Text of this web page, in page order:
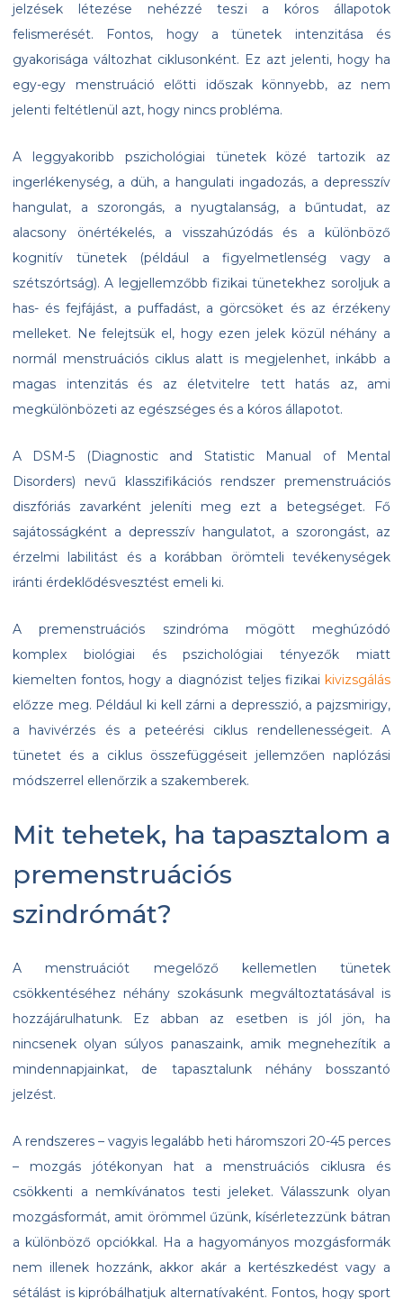
jelzések létezése nehézzé teszi a kóros állapotok
felismerését. Fontos, hogy a tünetek intenzitása és
gyakorisága változhat ciklusonként. Ez azt jelenti, hogy ha
egy-egy menstruáció előtti időszak könnyebb, az nem
jelenti feltétlenül azt, hogy nincs probléma.
A leggyakoribb pszichológiai tünetek közé tartozik az
ingerlékenység, a düh, a hangulati ingadozás, a depresszív
hangulat, a szorongás, a nyugtalanság, a bűntudat, az
alacsony önértékelés, a visszahúzódás és a különböző
kognitív tünetek (például a figyelmetlenség vagy a
szétszórtság). A legjellemzőbb fizikai tünetekhez soroljuk a
has- és fejfájást, a puffadást, a görcsöket és az érzékeny
melleket. Ne felejtsük el, hogy ezen jelek közül néhány a
normál menstruációs ciklus alatt is megjelenhet, inkább a
magas intenzitás és az életvitelre tett hatás az, ami
megkülönbözeti az egészséges és a kóros állapotot.
A DSM-5 (Diagnostic and Statistic Manual of Mental
Disorders) nevű klasszifikációs rendszer premenstruációs
diszfóriás zavarként jeleníti meg ezt a betegséget. Fő
sajátosságként a depresszív hangulatot, a szorongást, az
érzelmi labilitást és a korábban örömteli tevékenységek
iránti érdeklődésvesztést emeli ki.
A premenstruációs szindróma mögött meghúzódó
komplex biológiai és pszichológiai tényezők miatt
kiemelten fontos, hogy a diagnózist teljes fizikai kivizsgálás
előzze meg. Például ki kell zárni a depresszió, a pajzsmirigy,
a havivérzés és a peteérési ciklus rendellenességeit. A
tünetet és a ciklus összefüggéseit jellemzően naplózási
módszerrel ellenőrzik a szakemberek.
Mit tehetek, ha tapasztalom a
premenstruációs
szindrómát?
A menstruációt megelőző kellemetlen tünetek
csökkentéséhez néhány szokásunk megváltoztatásával is
hozzájárulhatunk. Ez abban az esetben is jól jön, ha
nincsenek olyan súlyos panaszaink, amik megnehezítik a
mindennapjainkat, de tapasztalunk néhány bosszantó
jelzést.
A rendszeres – vagyis legalább heti háromszori 20-45 perces
– mozgás jótékonyan hat a menstruációs ciklusra és
csökkenti a nemkívánatos testi jeleket. Válasszunk olyan
mozgásformát, amit örömmel űzünk, kísérletezzünk bátran
a különböző opciókkal. Ha a hagyományos mozgásformák
nem illenek hozzánk, akkor akár a kertészkedést vagy a
sétálást is kipróbálhatjuk alternatívaként. Fontos, hogy sport